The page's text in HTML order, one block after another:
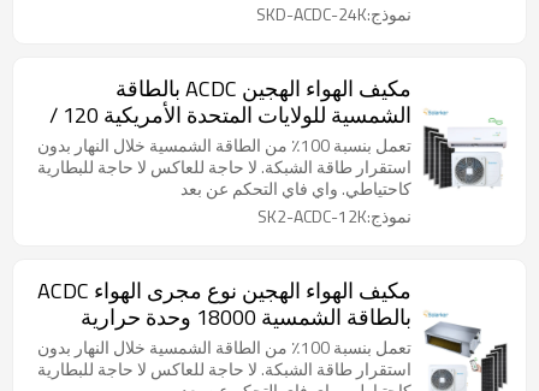
نموذج:SKD-ACDC-24K
مكيف الهواء الهجين ACDC بالطاقة
الشمسية للولايات المتحدة الأمريكية 120 /
240V
تعمل بنسبة 100٪ من الطاقة الشمسية خلال النهار بدون
استقرار طاقة الشبكة. لا حاجة للعاكس لا حاجة للبطارية
كاحتياطي. واي فاي التحكم عن بعد
نموذج:SK2-ACDC-12K
مكيف الهواء الهجين نوع مجرى الهواء ACDC
بالطاقة الشمسية 18000 وحدة حرارية
بريطانية 1.5 طن
تعمل بنسبة 100٪ من الطاقة الشمسية خلال النهار بدون
استقرار طاقة الشبكة. لا حاجة للعاكس لا حاجة للبطارية